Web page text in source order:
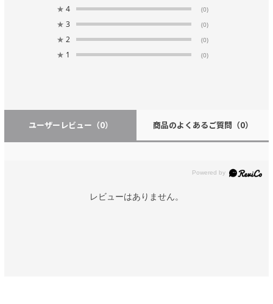
★ 4 (0)
★ 3 (0)
★ 2 (0)
★ 1 (0)
ユーザーレビュー （0） 商品のよくあるご質問 （0）
レビューはありません。